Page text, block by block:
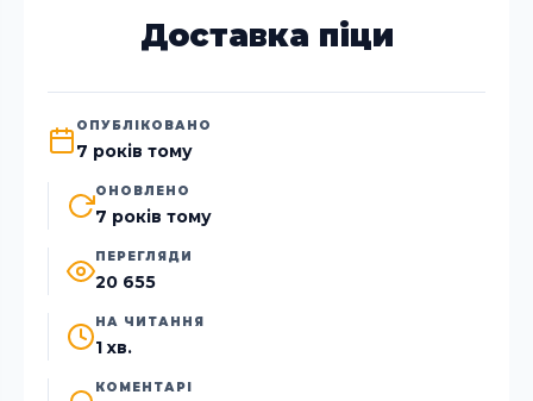
Доставка піци
ОПУБЛІКОВАНО
7 років тому
ОНОВЛЕНО
7 років тому
ПЕРЕГЛЯДИ
20 655
НА ЧИТАННЯ
1 хв.
КОМЕНТАРІ